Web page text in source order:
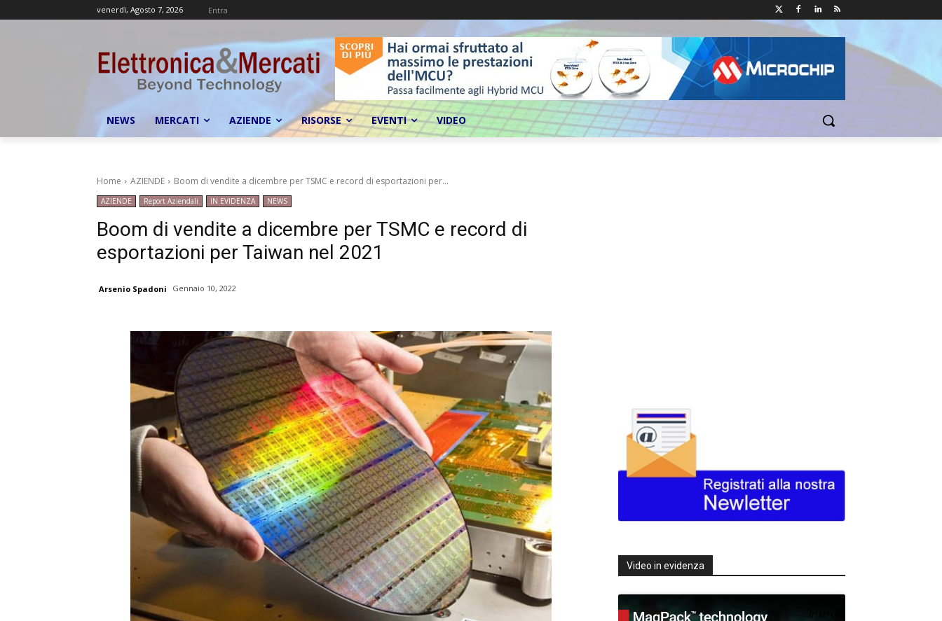
venerdì, Agosto 7, 2026 Entra
NEWS MERCATI AZIENDE RISORSE EVENTI VIDEO
Home AZIENDE Boom di vendite a dicembre per TSMC e record di esportazioni per...
AZIENDE Report Aziendali IN EVIDENZA NEWS
Boom di vendite a dicembre per TSMC e record di
esportazioni per Taiwan nel 2021
Arsenio Spadoni Gennaio 10, 2022
Video in evidenza
Texas